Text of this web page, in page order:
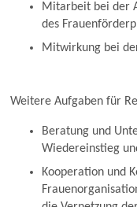
Mitarbeit bei der
des
Mitwirkung bei
Weitere Aufgaben für
Beratung und
Wiedereinstieg
Kooperation und